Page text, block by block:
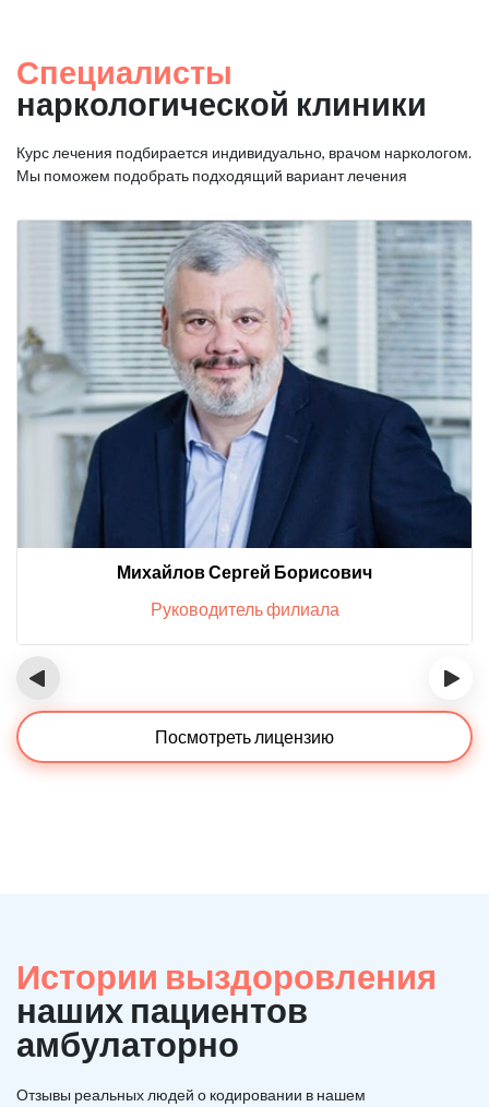
Специалисты
наркологической клиники
Курс лечения подбирается индивидуально, врачом наркологом.
Мы поможем подобрать подходящий вариант лечения
Михайлов Сергей Борисович
Руководитель филиала
‹ ›
Посмотреть лицензию
Истории выздоровления
наших пациентов
амбулаторно
Отзывы реальных людей о кодировании в нашем